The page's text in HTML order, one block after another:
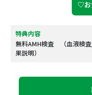
♡お
特典内容
無料AMH検査 （血液検
果説明）